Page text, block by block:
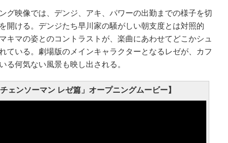
グ映像では、デンジ、アキ、パワーの出勤までの様子を切
開ける。デンジたち早川家の騒がしい朝支度とは対照的
キマの姿とのコントラストが、楽曲にあわせてどこかシュ
ている。劇場版のメインキャラクターとなるレゼが、カフ
る何気ない風景も映し出される。
チェンソーマン レゼ篇」オープニングムービー】